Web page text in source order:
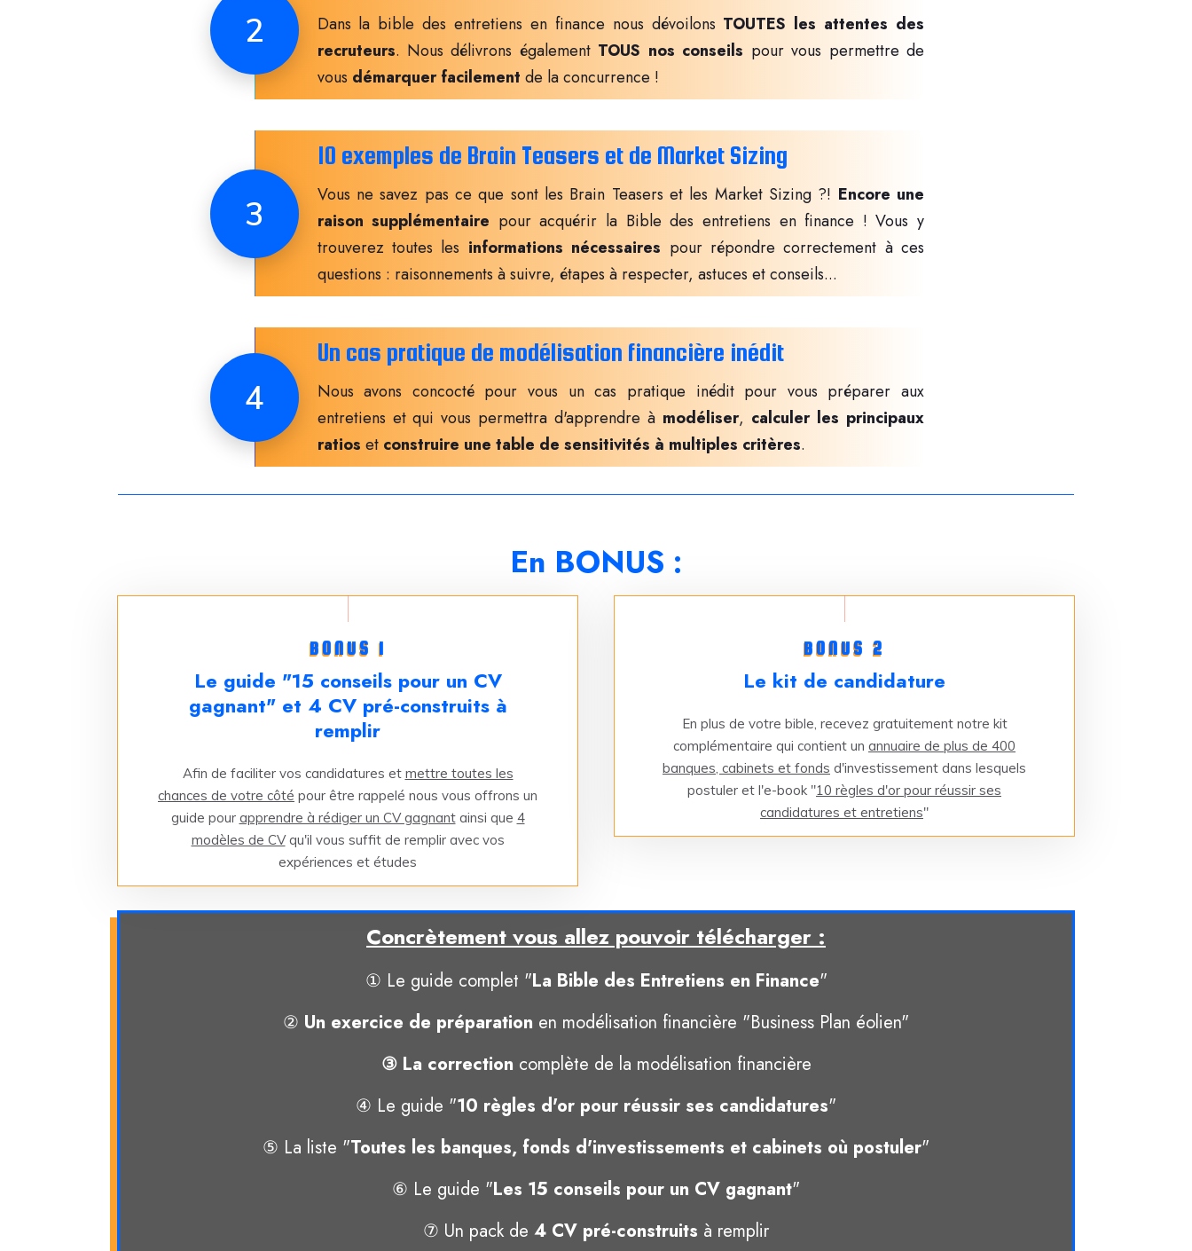
2 Dans la bible des entretiens en finance nous dévoilons TOUTES les attentes des
recruteurs. Nous délivrons également TOUS nos conseils pour vous permettre de
vous démarquer facilement de la concurrence !
3
10 exemples de Brain Teasers et de Market Sizing
Vous ne savez pas ce que sont les Brain Teasers et les Market Sizing ?! Encore une
raison supplémentaire pour acquérir la Bible des entretiens en finance ! Vous y
trouverez toutes les informations nécessaires pour répondre correctement à ces
questions : raisonnements à suivre, étapes à respecter, astuces et conseils...
4
Un cas pratique de modélisation financière inédit
Nous avons concocté pour vous un cas pratique inédit pour vous préparer aux
entretiens et qui vous permettra d'apprendre à modéliser, calculer les principaux
ratios etconstruire une table de sensitivités à multiples critères.
En BONUS :
BONUS 1
Le guide "15 conseils pour un CV
gagnant" et 4 CV pré-construits à
remplir
Afin de faciliter vos candidatures et mettre toutes les
chances de votre côté pour être rappelé nous vous offrons un
guide pour apprendre à rédiger un CV gagnantainsi que 4
modèles de CVqu'il vous suffit de remplir avec vos
expériences et études
BONUS 2
Le kit de candidature
En plus de votre bible, recevez gratuitement notre kit
complémentaire qui contient un annuaire de plus de 400
banques, cabinets et fonds d'investissement dans lesquels
postuler et l'e-book "10 règles d'or pour réussir ses
candidatures et entretiens"
Concrètement vous allez pouvoir télécharger :
① Le guide complet "La Bible des Entretiens en Finance"
② Un exercice de préparation en modélisation financière "Business Plan éolien"
③ La correction complète de la modélisation financière
④ Le guide "10 règles d'or pour réussir ses candidatures"
⑤ La liste "Toutes les banques, fonds d'investissements et cabinets où postuler"
⑥ Le guide "Les 15 conseils pour un CV gagnant"
⑦ Un pack de 4 CV pré-construits à remplir